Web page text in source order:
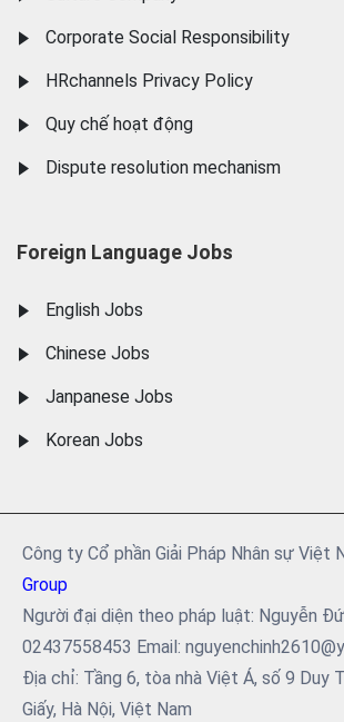
Corporate Social Responsibility
HRchannels Privacy Policy
Quy chế hoạt động
Dispute resolution mechanism
Foreign Language Jobs
English Jobs
Chinese Jobs
Janpanese Jobs
Korean Jobs
Công ty Cổ phần Giải Pháp Nhân sự Việt
Group
Người đại diện theo pháp luật: Nguyễn
02437558453 Email:
Địa chỉ: Tầng 6, tòa nhà Việt Á, số 9 Duy
Giấy, Hà Nội, Việt Nam